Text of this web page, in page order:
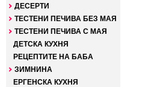
ДЕСЕРТИ
ТЕСТЕНИ ПЕЧИВА БЕЗ МАЯ
ТЕСТЕНИ ПЕЧИВА С МАЯ
ДЕТСКА КУХНЯ
РЕЦЕПТИТЕ НА БАБА
ЗИМНИНА
ЕРГЕНСКА КУХНЯ